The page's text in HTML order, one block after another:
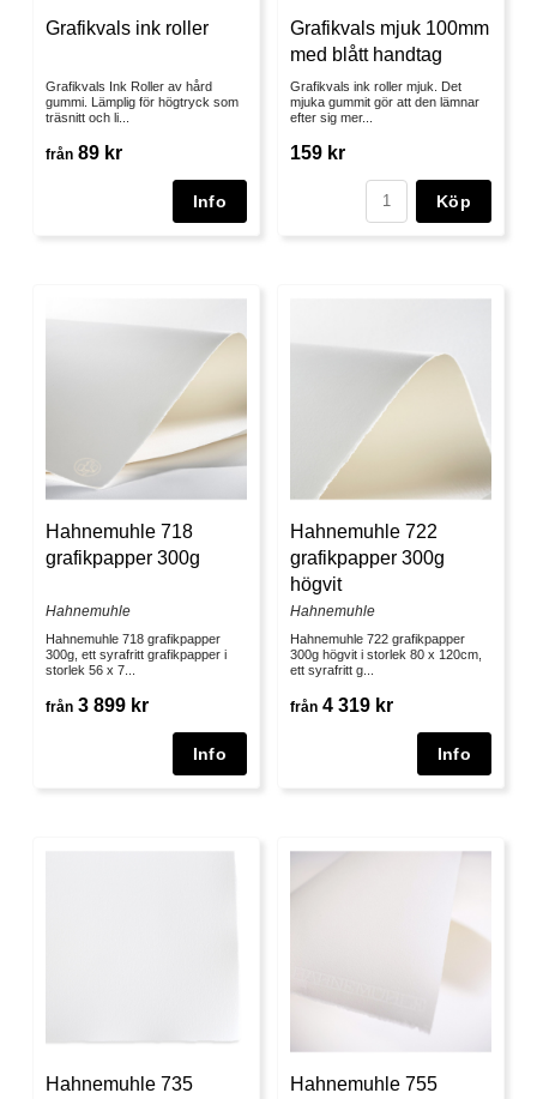
Grafikvals ink roller
Grafikvals Ink Roller av hård
gummi. Lämplig för högtryck som
träsnitt och li...
från 89 kr
Grafikvals mjuk 100mm
med blått handtag
Grafikvals ink roller mjuk. Det
mjuka gummit gör att den lämnar
efter sig mer...
159 kr
Köp
Hahnemuhle 718
grafikpapper 300g
Hahnemuhle
Hahnemuhle 718 grafikpapper
300g, ett syrafritt grafikpapper i
storlek 56 x 7...
från 3 899 kr
Hahnemuhle 722
grafikpapper 300g
högvit
Hahnemuhle
Hahnemuhle 722 grafikpapper
300g högvit i storlek 80 x 120cm,
ett syrafritt g...
från 4 319 kr
Hahnemuhle 735
Hahnemuhle 755